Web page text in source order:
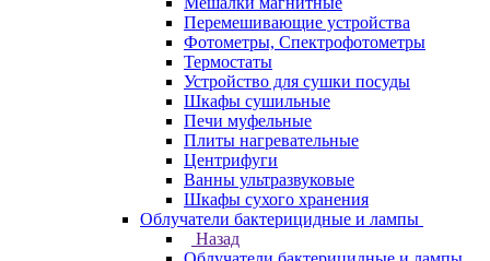
Перемешивающие устройства
Фотометры, Спектрофотометры
Термостаты
Устройство для сушки посуды
Шкафы сушильные
Печи муфельные
Плиты нагревательные
Центрифуги
Ванны ультразвуковые
Шкафы сухого хранения
Облучатели бактерицидные и лампы
Назад